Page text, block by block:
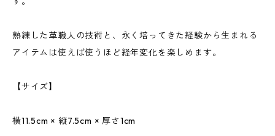
熟練した革職人の技術と、永く培ってきた経験から生まれる
アイテムは使えば使うほど経年変化を楽しめます。
【サイズ】
横11.5cm × 縦7.5cm × 厚さ1cm